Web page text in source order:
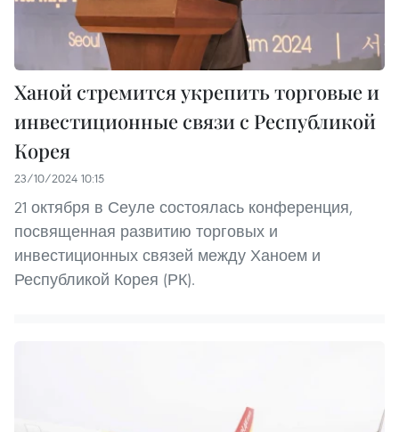
Ханой стремится укрепить торговые и
инвестиционные связи с Республикой
Корея
23/10/2024 10:15
21 октября в Сеуле состоялась конференция,
посвященная развитию торговых и
инвестиционных связей между Ханоем и
Республикой Корея (РК).